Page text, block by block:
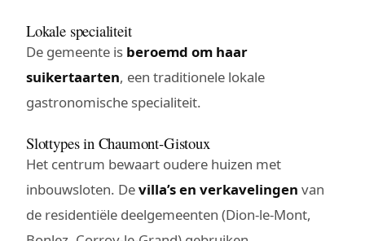
Lokale specialiteit
De gemeente is beroemd om haar
suikertaarten, een traditionele lokale
gastronomische specialiteit.
Slottypes in Chaumont-Gistoux
Het centrum bewaart oudere huizen met
inbouwsloten. Devilla’s en verkavelingen van
de residentiële deelgemeenten (Dion-le-Mont,